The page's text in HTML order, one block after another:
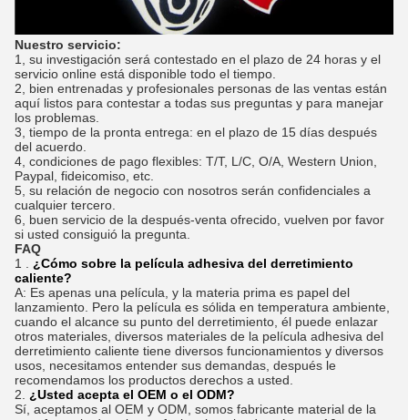
Nuestro servicio:
1, su investigación será contestado en el plazo de 24 horas y el
servicio online está disponible todo el tiempo.
2, bien entrenadas y profesionales personas de las ventas están
aquí listos para contestar a todas sus preguntas y para manejar
los problemas.
3, tiempo de la pronta entrega: en el plazo de 15 días después
del acuerdo.
4, condiciones de pago flexibles: T/T, L/C, O/A, Western Union,
Paypal, fideicomiso, etc.
5, su relación de negocio con nosotros serán confidenciales a
cualquier tercero.
6, buen servicio de la después-venta ofrecido, vuelven por favor
si usted consiguió la pregunta.
FAQ
1 . ¿Cómo sobre la película adhesiva del derretimiento
caliente?
A: Es apenas una película, y la materia prima es papel del
lanzamiento. Pero la película es sólida en temperatura ambiente,
cuando el alcance su punto del derretimiento, él puede enlazar
otros materiales, diversos materiales de la película adhesiva del
derretimiento caliente tiene diversos funcionamientos y diversos
usos, necesitamos entender sus demandas, después le
recomendamos los productos derechos a usted.
2. ¿Usted acepta el OEM o el ODM?
Sí, aceptamos al OEM y ODM, somos fabricante material de la